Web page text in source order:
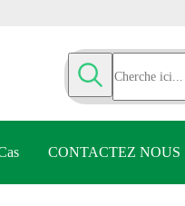
CONTACTEZ NOUS